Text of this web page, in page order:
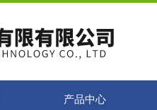
产品中心